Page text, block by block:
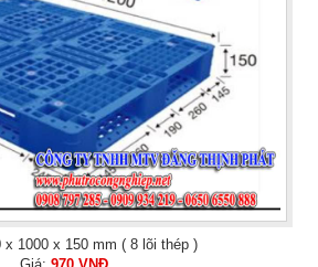
x 1000 x 150 mm ( 8 lõi thép )